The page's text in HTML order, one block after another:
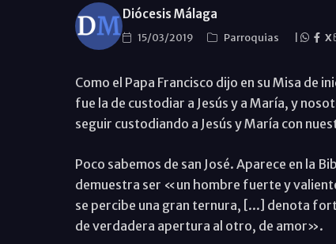
Diócesis Málaga
15/03/2019 Parroquias X
Como el Papa Francisco dijo en su Misa de
fue la de custodiar a Jesús y a María, y
seguir custodiando a Jesús y María con
Poco sabemos de san José. Aparece en la
demuestra ser «un hombre fuerte y
se percibe una gran ternura, [...] denota
de verdadera apertura al otro, de amor».